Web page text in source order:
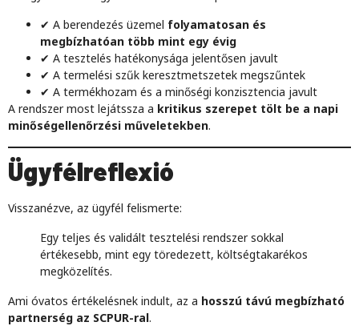
✔ A berendezés üzemel folyamatosan és
megbízhatóan több mint egy évig
✔ A tesztelés hatékonysága jelentősen javult
✔ A termelési szűk keresztmetszetek megszűntek
✔ A termékhozam és a minőségi konzisztencia javult
A rendszer most lejátssza a kritikus szerepet tölt be a napi
minőségellenőrzési műveletekben.
Ügyfélreflexió
Visszanézve, az ügyfél felismerte:
Egy teljes és validált tesztelési rendszer sokkal
értékesebb, mint egy töredezett, költségtakarékos
megközelítés.
Ami óvatos értékelésnek indult, az a hosszú távú megbízható
partnerség az SCPUR-ral.